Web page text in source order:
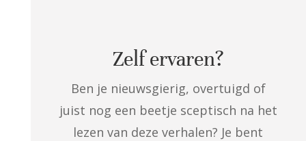
Zelf ervaren?
Ben je nieuwsgierig, overtuigd of
juist nog een beetje sceptisch na het
lezen van deze verhalen? Je bent